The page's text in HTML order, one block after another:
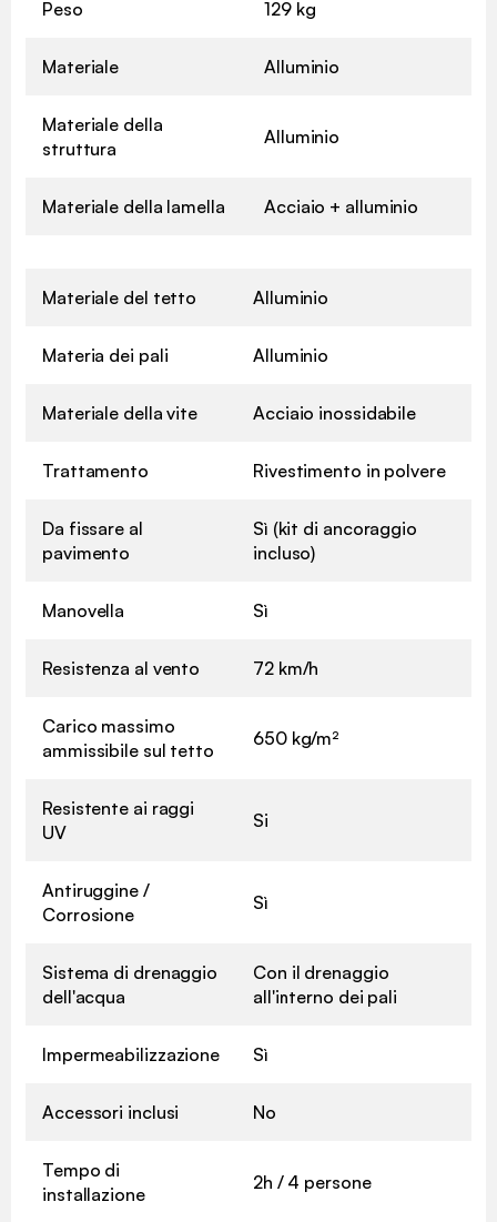
Peso 129 kg
Materiale Alluminio
Materiale della
struttura
Alluminio
Materiale della lamella Acciaio + alluminio
Materiale del tetto Alluminio
Materia dei pali Alluminio
Materiale della vite Acciaio inossidabile
Trattamento Rivestimento in polvere
Da fissare al
pavimento
Sì (kit di ancoraggio
incluso)
Manovella Sì
Resistenza al vento 72 km/h
Carico massimo
ammissibile sul tetto
650 kg/m²
Resistente ai raggi
UV
Si
Antiruggine /
Corrosione
Sì
Sistema di drenaggio
dell'acqua
Con il drenaggio
all'interno dei pali
Impermeabilizzazione Sì
Accessori inclusi No
Tempo di
installazione
2h / 4 persone